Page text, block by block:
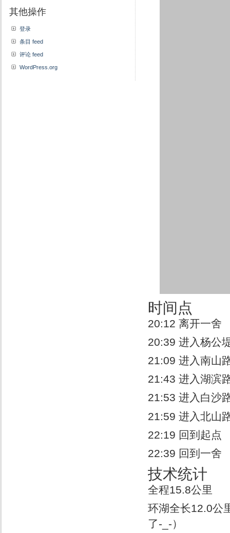
时间点
20:12 离开一舍
20:39 进入杨公
21:09 进入南山
21:43 进入湖滨
21:53 进入白沙
21:59 进入北山
22:19 回到起点
22:39 回到一舍
技术统计
全程15.8公里
环湖全长12.0公
了-_-）
其他操作
登录
条目 feed
评论 feed
WordPress.org